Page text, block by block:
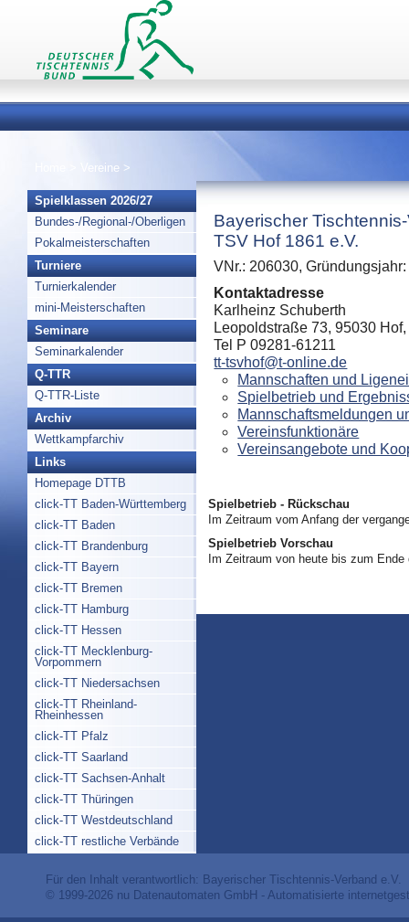
Vereine >
Spielklassen 2026/27
Bundes-/Regional-/Oberligen
Pokalmeisterschaften
Turniere
Turnierkalender
mini-Meisterschaften
Seminare
Seminarkalender
Q-TTR
Q-TTR-Liste
Archiv
Wettkampfarchiv
Links
Homepage DTTB
click-TT Baden-Württemberg
click-TT Baden
click-TT Brandenburg
click-TT Bayern
click-TT Bremen
click-TT Hamburg
click-TT Hessen
click-TT Mecklenburg-
Vorpommern
click-TT Niedersachsen
click-TT Rheinland-
Rheinhessen
click-TT Pfalz
click-TT Saarland
click-TT Sachsen-Anhalt
click-TT Thüringen
click-TT Westdeutschland
click-TT restliche Verbände
Bayerischer
TSV Hof 1861 e.V.
VNr.: 206030,
Kontaktadresse
Karlheinz Schuberth
Leopoldstraße 73, 95030
Tel P 09281-61211
tt-tsvhof@t-online.de
Mannschaften und
Spielbetrieb und
Mannschaftsmeldungen
Vereinsfunktionäre
Vereinsangebote und
Spielbetrieb - Rückschau
Im Zeitraum vom Anfang der
Spielbetrieb Vorschau
Im Zeitraum von heute bis zum
Für den Inhalt verantwortlich: Bayerischer Tischtennis-Verband e.V.
© 1999-2026 nu Datenautomaten GmbH - Automatisierte